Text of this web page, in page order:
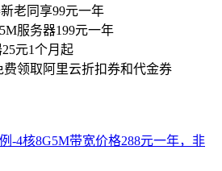
老同享99元一年
服务器199元一年
元1个月起
费领取阿里云折扣券和代金券
-4核8G5M带宽价格288元一年，非